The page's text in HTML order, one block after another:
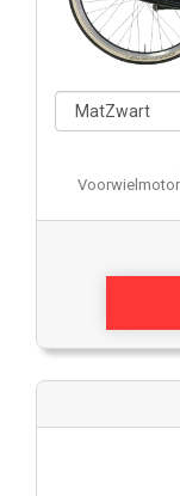
Voorwielmotor